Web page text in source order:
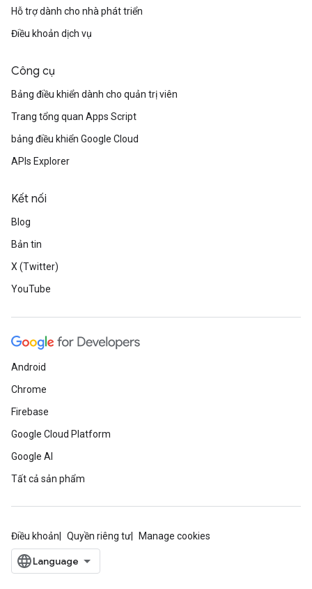
Hỗ trợ dành cho nhà phát triển
Điều khoản dịch vụ
Công cụ
Bảng điều khiển dành cho quản trị viên
Trang tổng quan Apps Script
bảng điều khiển Google Cloud
APIs Explorer
Kết nối
Blog
Bản tin
X (Twitter)
YouTube
Android
Chrome
Firebase
Google Cloud Platform
Google AI
Tất cả sản phẩm
Điều khoản Quyền riêng tư Manage cookies